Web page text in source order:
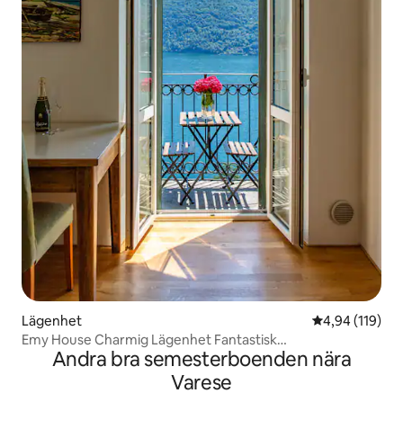
Lägenhet 4,94 av 5 i
4,94 (119)
Emy House Charmig Lägenhet Fantastisk
utsikt/Balkong/AC
Andra bra semesterboenden nära
Varese